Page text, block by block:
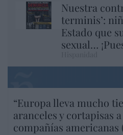
Nuestra
terminis’:
Estado que
sexual…
“Europa lleva mucho
aranceles y cortapisas
compañías americanas